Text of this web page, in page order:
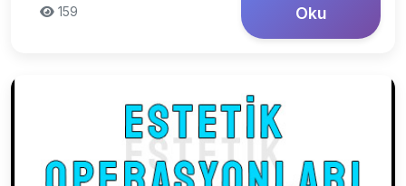
159
Oku